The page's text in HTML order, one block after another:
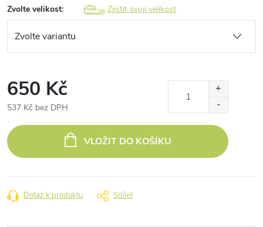
Zvolte velikost: Zjistit svoji velikost
650 Kč
537 Kč bez DPH
cena:
VLOŽIT DO KOŠÍKU
Dotaz k produktu Sdílet